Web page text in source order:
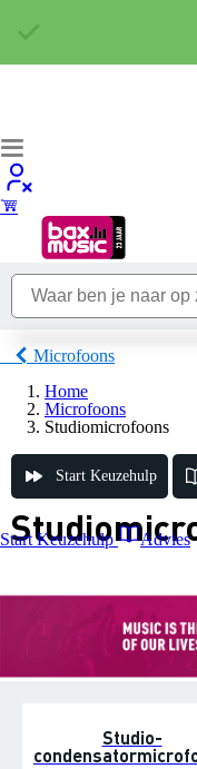
Microfoons
Home
Microfoons
Studiomicrofoons
Start Keuzehulp
Start Keuzehulp Advies
Studio-